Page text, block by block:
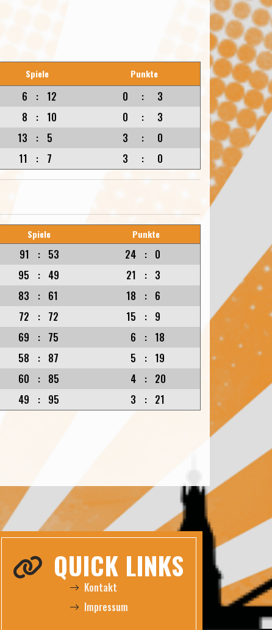
Spiele Punkte
6 : 12 0 :
3
8 : 10 0 :
3
13 : 5 3 :
0
11 : 7 3 : 0
Spiele Punkte
91 : 53 24 :
0
95 : 49 21 :
3
83 : 61 18 :
6
72 : 72 15 :
9
69 : 75 6 :
18
58 : 87 5 :
19
60 : 85 4 :
20
49 : 95 3 : 21
QUICK LINKS
Kontakt
Impressum